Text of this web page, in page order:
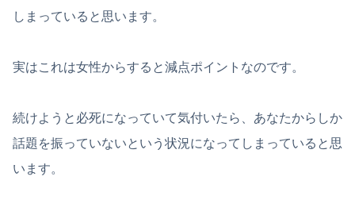
しまっていると思います。
実はこれは女性からすると減点ポイントなのです。
続けようと必死になっていて気付いたら、あなたからしか
話題を振っていないという状況になってしまっていると思
います。